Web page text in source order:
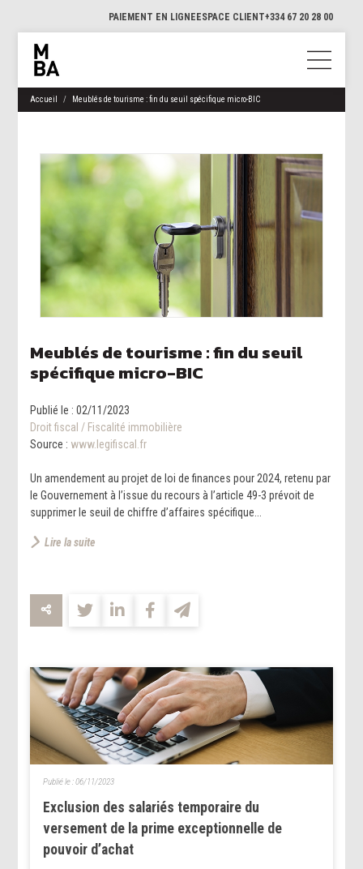
PAIEMENT EN LIGNEESPACE CLIENT+334 67 20 28 00
Accueil Meublés de tourisme : fin du seuil spécifique micro-BIC
Meublés de tourisme : fin du seuil
spécifique micro-BIC
Publié le :02/11/2023
Droit fiscal / Fiscalité immobilière
Source : www.legifiscal.fr
Un amendement au projet de loi de finances pour 2024, retenu par
le Gouvernement à l’issue du recours à l’article 49-3 prévoit de
supprimer le seuil de chiffre d’affaires spécifique...
Lire la suite
Exclusion des salariés temporaire du
versement de la prime exceptionnelle de
pouvoir d’achat
Publié le :06/11/2023